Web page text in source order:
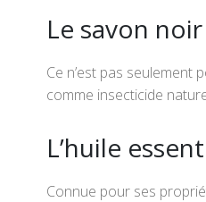
Le savon noir
Ce n’est pas
comme insecticide
L’huile
Connue pour ses